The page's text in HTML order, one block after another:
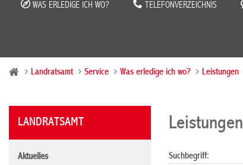
WAS ERLEDIGE ICH WO? TELEFONVERZEICHNIS
Landratsamt Service Was erledige ich wo? Leistungen
LANDRATSAMT
Aktuelles
Leistungen
Suchbegriff: